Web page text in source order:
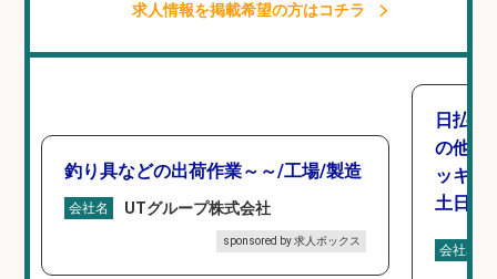
求人情報を掲載希望の方はコチラ
釣り具などの出荷作業～～/工場/製造
会社名 UTグループ株式会社
sponsored by 求人ボックス
日払い
の他/
ッキン
土日休
会社名